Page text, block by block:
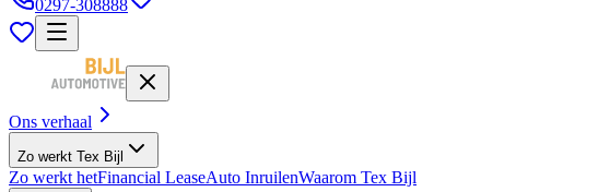
0297-308888
Ons verhaal
Zo werkt Tex Bijl
Zo werkt hetFinancial LeaseAuto InruilenWaarom Tex Bijl